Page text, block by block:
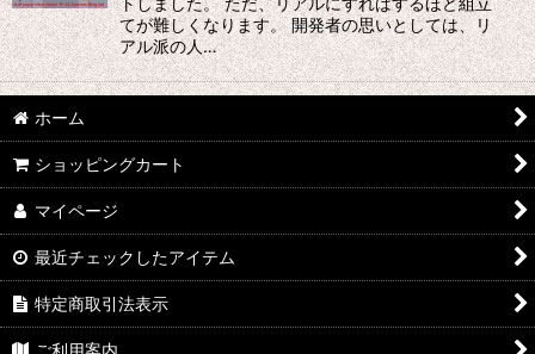
てが難しくなります。 開発者の思いとしては、リ
アル派の人…
ホーム
ショッピングカート
マイページ
最近チェックしたアイテム
特定商取引法表示